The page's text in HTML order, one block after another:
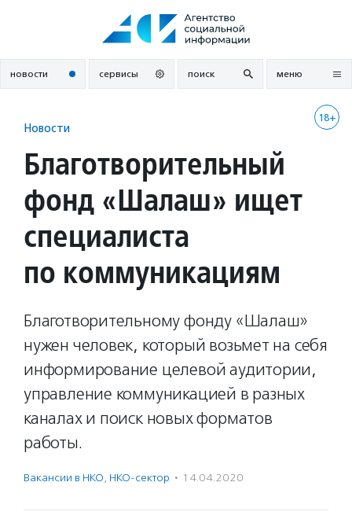
новости сервисы поиск меню
18+
Новости
Благотворительный
фонд «Шалаш» ищет
специалиста
по коммуникациям
Благотворительному фонду «Шалаш»
нужен человек, который возьмет на себя
информирование целевой аудитории,
управление коммуникацией в разных
каналах и поиск новых форматов
работы.
Вакансии в НКО, НКО-сектор · 14.04.2020